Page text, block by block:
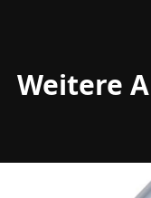
Weitere